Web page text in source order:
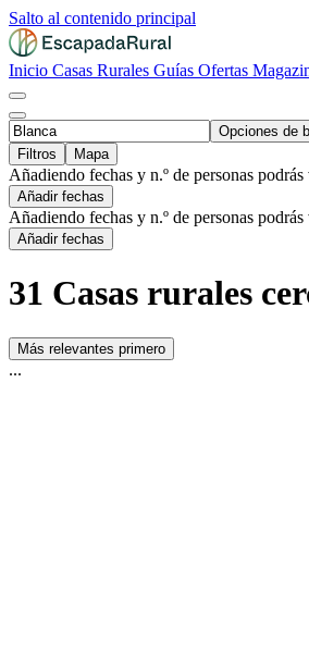
Salto al contenido principal
Inicio Casas Rurales Guías Ofertas
Opciones de
Filtros
Mapa
Añadiendo fechas y n.º de personas
Añadir fechas
Añadiendo fechas y n.º de personas
Añadir fechas
31 Casas rurales
Más relevantes primero
...